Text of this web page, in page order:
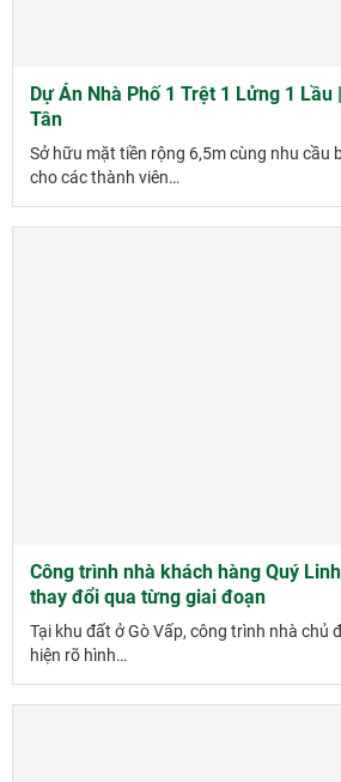
Dự Án Nhà Phố 1 Trệt 1 Lửng 1 Lầu
Tân
Sở hữu mặt tiền rộng 6,5m cùng nhu cầu
cho các thành viên…
Công trình nhà khách hàng Quý
thay đổi qua từng giai đoạn
Tại khu đất ở Gò Vấp, công trình nhà chủ
hiện rõ hình…